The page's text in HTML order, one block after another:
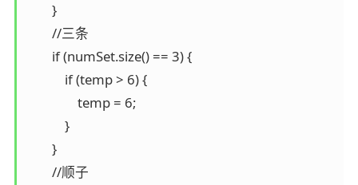
        }
        //三条
        if (numSet.size() == 3) {
            if (temp > 6) {
                temp = 6;
            }
        }
        //顺子